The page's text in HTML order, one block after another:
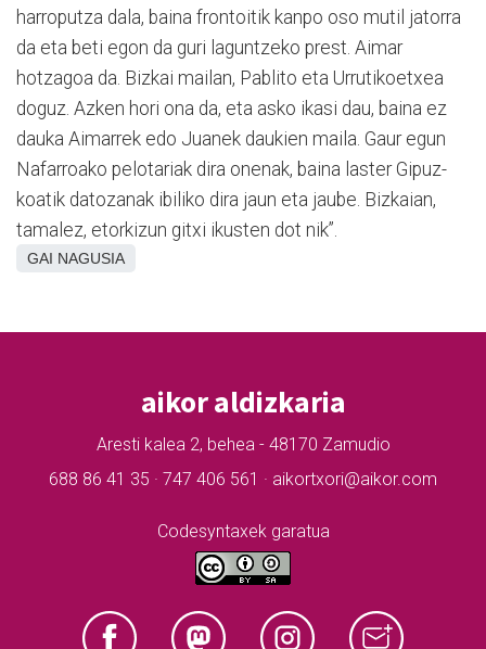
harroputza dala, baina frontoitik kanpo oso mutil jatorra
da eta beti egon da guri laguntzeko prest. Aimar
hotzagoa da. Bizkai mailan, Pablito eta Urrutikoetxea
doguz. Azken hori ona da, eta asko ikasi dau, baina ez
dauka Aimarrek edo Juanek daukien maila. Gaur egun
Nafarroako pelotariak dira onenak, baina laster Gipuz-
koatik datozanak ibiliko dira jaun eta jaube. Bizkaian,
tamalez, etorkizun gitxi ikusten dot nik”.
GAI NAGUSIA
aikor aldizkaria
Aresti kalea 2, behea - 48170 Zamudio
688 86 41 35 · 747 406 561 · aikortxori@aikor.com
Codesyntaxek garatua